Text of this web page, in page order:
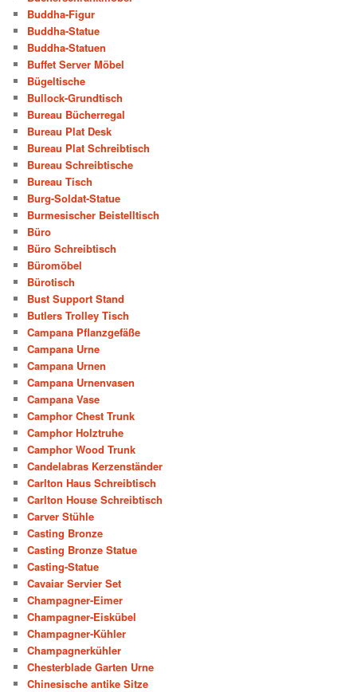
Buddha-Figur
Buddha-Statue
Buddha-Statuen
Buffet Server Möbel
Bügeltische
Bullock-Grundtisch
Bureau Bücherregal
Bureau Plat Desk
Bureau Plat Schreibtisch
Bureau Schreibtische
Bureau Tisch
Burg-Soldat-Statue
Burmesischer Beistelltisch
Büro
Büro Schreibtisch
Büromöbel
Bürotisch
Bust Support Stand
Butlers Trolley Tisch
Campana Pflanzgefäße
Campana Urne
Campana Urnen
Campana Urnenvasen
Campana Vase
Camphor Chest Trunk
Camphor Holztruhe
Camphor Wood Trunk
Candelabras Kerzenständer
Carlton Haus Schreibtisch
Carlton House Schreibtisch
Carver Stühle
Casting Bronze
Casting Bronze Statue
Casting-Statue
Cavaiar Servier Set
Champagner-Eimer
Champagner-Eiskübel
Champagner-Kühler
Champagnerkühler
Chesterblade Garten Urne
Chinesische antike Sitze